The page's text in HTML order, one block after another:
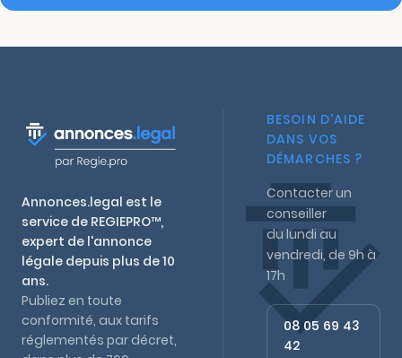
Annonces.legal est le
service de REGIEPRO™,
expert de l'annonce
légale depuis plus de 10
ans.
Publiez en toute
conformité, aux tarifs
réglementés par décret,
BESOIN D'AIDE
DANS VOS
DÉMARCHES ?
Contacter un
conseiller
du lundi au
vendredi, de 9h à
17h
08 05 69 43
42